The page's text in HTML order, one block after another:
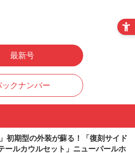
最新号
ックナンバー
初期型の外装が蘇る！「復刻サイド
ールカウルセット」ニューパールホ